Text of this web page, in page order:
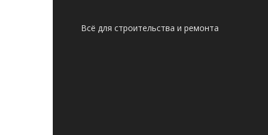
Всё для строительства и ремонта